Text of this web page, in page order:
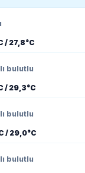
/ 27,8°C
bulutlu
/ 29,3°C
bulutlu
/ 29,0°C
bulutlu